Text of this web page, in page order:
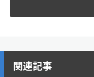
関連記事